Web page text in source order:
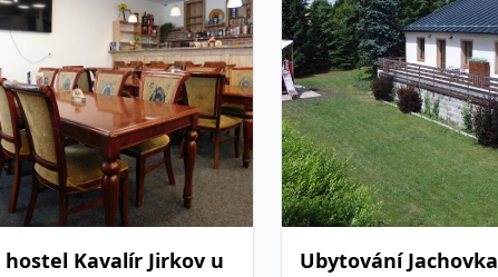
Kavalír Jirkov u
Ubytování Jachovka